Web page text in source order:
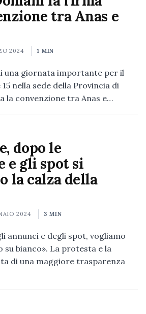
tra Anas e
2024 1 MIN
una giornata importante per il
nella sede della Provincia di
la convenzione tra Anas e…
dopo le
e gli spot si
la calza della
2024 3 MIN
annunci e degli spot, vogliamo
bianco». La protesta e la
di una maggiore trasparenza